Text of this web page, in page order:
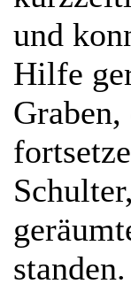
und
Hilfe
standen.